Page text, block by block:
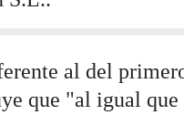
al del
que "al igual que